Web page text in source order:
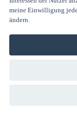
© 1994-2026 TECON
TECON GmbH
meine Einwilligung
ändern.